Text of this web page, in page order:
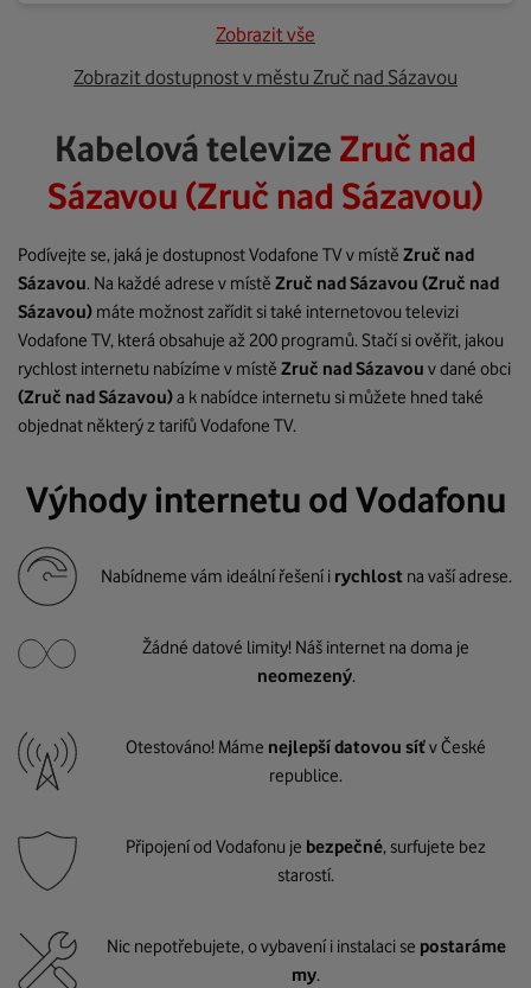
Zobrazit vše
Zobrazit dostupnost v městu Zruč nad Sázavou
Kabelová televize Zruč nad
Sázavou (Zruč nad Sázavou)
Podívejte se, jaká je dostupnost Vodafone TV v místě Zruč nad
Sázavou. Na každé adrese v místě Zruč nad Sázavou (Zruč nad
Sázavou) máte možnost zařídit si také internetovou televizi
Vodafone TV, která obsahuje až 200 programů. Stačí si ověřit, jakou
rychlost internetu nabízíme v místě Zruč nad Sázavou v dané obci
(Zruč nad Sázavou)a k nabídce internetu si můžete hned také
objednat některý z tarifů Vodafone TV.
Výhody internetu od Vodafonu
Nabídneme vám ideální řešení i rychlost na vaší adrese.
Žádné datové limity! Náš internet na doma je
neomezený.
Otestováno! Máme nejlepší datovou síťv České
republice.
Připojení od Vodafonu je bezpečné, surfujete bez
starostí.
Nic nepotřebujete, o vybavení i instalaci se postaráme
my.